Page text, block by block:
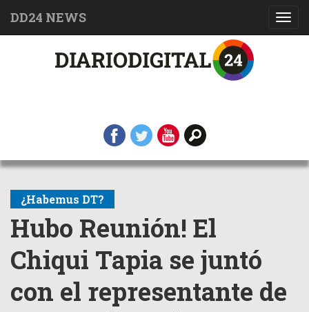
DD24 NEWS
¿Habemus DT?
Hubo Reunión! El
Chiqui Tapia se juntó
con el representante de